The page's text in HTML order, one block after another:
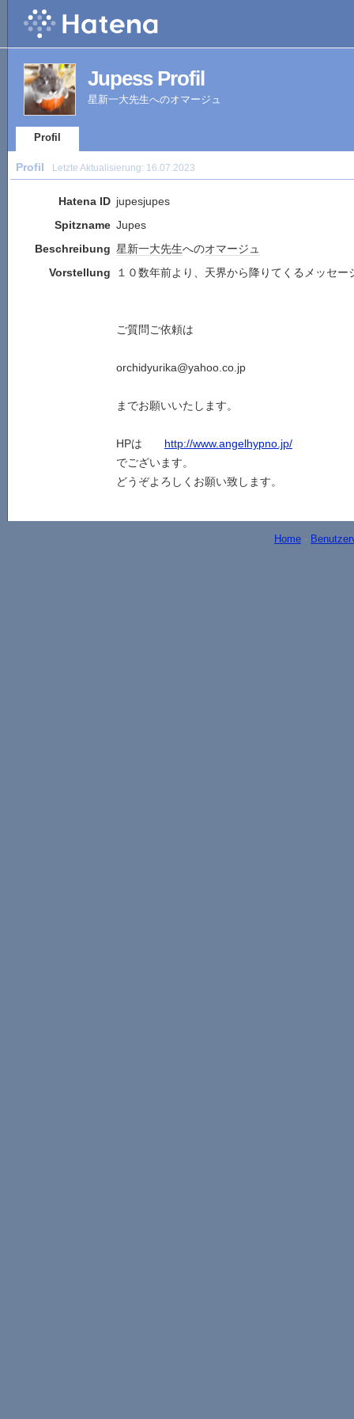
Jupess Profil
星新一大先生へのオマージュ
Profil
Profil Letzte Aktualisierung: 16.07.2023
Hatena ID jupesjupes
Spitzname Jupes
Beschreibung 星新一大先生へのオマージュ
Vorstellung
１０数年前より、天界から降りてくるメッセ
ご質問ご依頼は
orchidyurika@yahoo.co.jp
までお願いいたします。
HPは http://www.angelhypno.jp/
でございます。
どうぞよろしくお願い致します。
Home -